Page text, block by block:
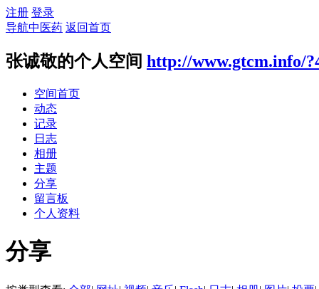
注册 登录
导航中医药 返回首页
张诚敬的个人空间 http://www.gtcm.info/
空间首页
动态
记录
日志
相册
主题
分享
留言板
个人资料
分享